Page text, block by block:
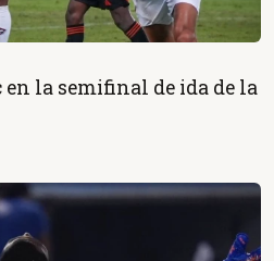
en la semifinal de ida de la